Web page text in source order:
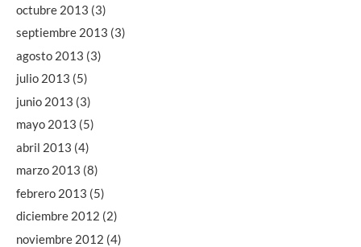
octubre 2013 (3)
septiembre 2013 (3)
agosto 2013 (3)
julio 2013 (5)
junio 2013 (3)
mayo 2013 (5)
abril 2013 (4)
marzo 2013 (8)
febrero 2013 (5)
diciembre 2012 (2)
noviembre 2012 (4)